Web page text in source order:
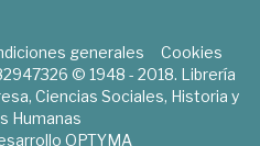
generales
Cookies
© 1948 - 2018. Librería
Ciencias Sociales, Historia y
Humanas
OPTYMA